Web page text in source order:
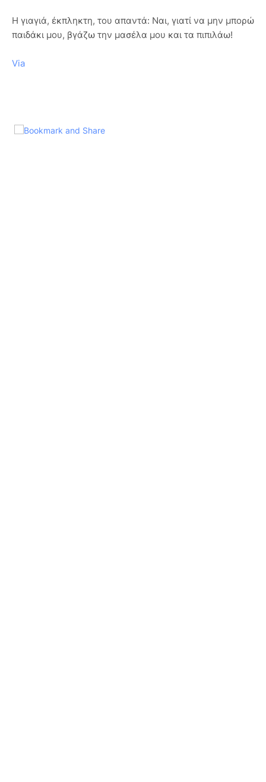
Η γιαγιά, έκπληκτη, του απαντά: Ναι, γιατί να μην μπορώ
παιδάκι μου, βγάζω την μασέλα μου και τα πιπιλάω!
Via